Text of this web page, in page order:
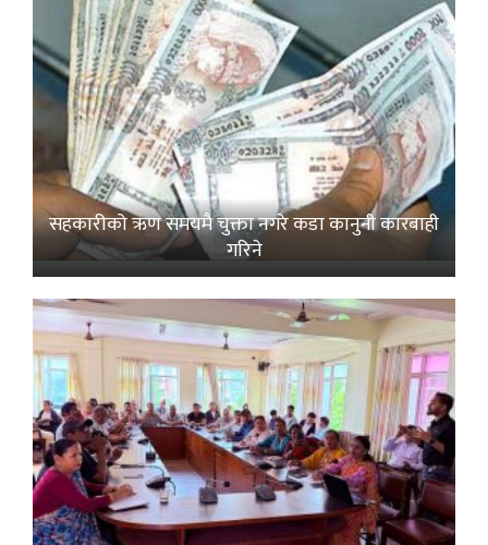
सहकारीको ऋण समयमै चुक्ता नगरे कडा कानुनी कारबाही
गरिने